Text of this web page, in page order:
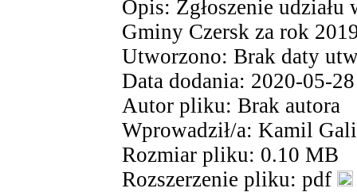
Opis: Zgłoszenie udziału
Gminy Czersk za rok
Utworzono: Brak daty
Data dodania: 2020-05-
Autor pliku: Brak autora
Wprowadził/a: Kamil
Rozmiar pliku: 0.10 MB
Rozszerzenie pliku: pdf